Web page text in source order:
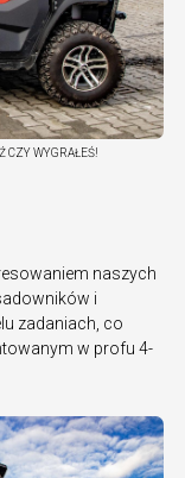
CZY WYGRAŁEŚ!
naszych
i
zadaniach, co
w profu 4-